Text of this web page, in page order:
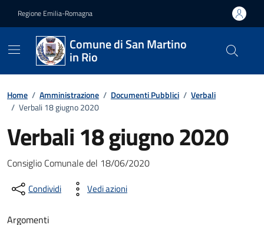
Regione Emilia-Romagna
Comune di San Martino
in Rio
Home / Amministrazione / Documenti Pubblici / Verbali
/ Verbali 18 giugno 2020
Verbali 18 giugno 2020
Dettagli del documento
Consiglio Comunale del 18/06/2020
Condividi Vedi azioni
Argomenti